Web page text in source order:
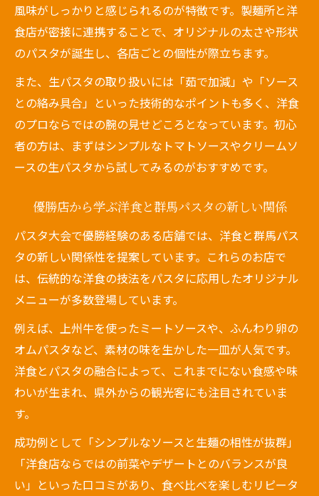
風味がしっかりと感じられるのが特徴です。製麺所と洋
食店が密接に連携することで、オリジナルの太さや形状
のパスタが誕生し、各店ごとの個性が際立ちます。
また、生パスタの取り扱いには「茹で加減」や「ソース
との絡み具合」といった技術的なポイントも多く、洋食
のプロならではの腕の見せどころとなっています。初心
者の方は、まずはシンプルなトマトソースやクリームソ
ースの生パスタから試してみるのがおすすめです。
優勝店から学ぶ洋食と群馬パスタの新しい関係
パスタ大会で優勝経験のある店舗では、洋食と群馬パス
タの新しい関係性を提案しています。これらのお店で
は、伝統的な洋食の技法をパスタに応用したオリジナル
メニューが多数登場しています。
例えば、上州牛を使ったミートソースや、ふんわり卵の
オムパスタなど、素材の味を生かした一皿が人気です。
洋食とパスタの融合によって、これまでにない食感や味
わいが生まれ、県外からの観光客にも注目されていま
す。
成功例として「シンプルなソースと生麺の相性が抜群」
「洋食店ならではの前菜やデザートとのバランスが良
い」といった口コミがあり、食べ比べを楽しむリピータ